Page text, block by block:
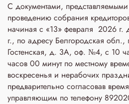
С документами, представляемыми
проведению собрания
начиная с «13» февраля 2026
г., по адресу Белгородская обл.,
Гостенская, д. 3A, оф. №4, с 10
часов 00 минут по местному
воскресенья и нерабочих
предварительно согласовав
управляющим по телефону